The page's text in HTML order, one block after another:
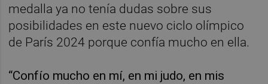
medalla ya no tenía dudas sobre sus
posibilidades en este nuevo ciclo olímpico
de París 2024 porque confía mucho en ella.
“Confío mucho en mí, en mi judo, en mis